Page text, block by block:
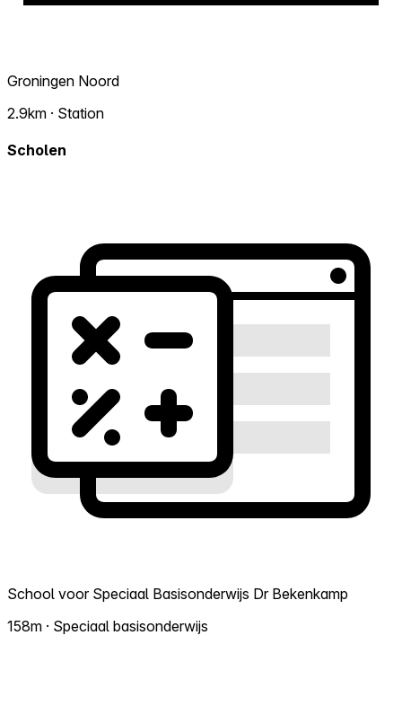
Groningen Noord
2.9km · Station
Scholen
School voor Speciaal Basisonderwijs Dr Bekenkamp
158m · Speciaal basisonderwijs